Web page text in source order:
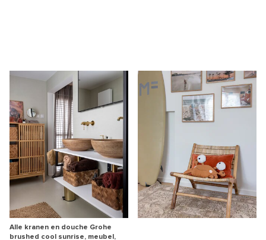
Alle kranen en douche Grohe
brushed cool sunrise, meubel,